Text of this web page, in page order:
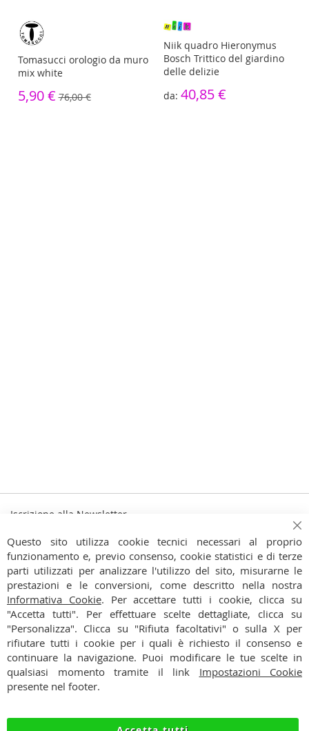
Tomasucci orologio da muro
mix white
5,90 € 76,00 €
Niik quadro Hieronymus
Bosch Trittico del giardino
delle delizie
40,85 €
Iscrizione alla Newsletter
alla
nostra
Newsletter:
Iscriviti
Ho preso visione dell'Informativa Privacy
CONTATTI
CONDIZIONI
PAGAMENTI
PRIVACY
Questo sito utilizza cookie tecnici necessari al proprio
funzionamento e, previo consenso, cookie statistici e di terze
parti utilizzati per analizzare l'utilizzo del sito, misurarne le
prestazioni e le conversioni, come descritto nella nostra
Informativa Cookie. Per accettare tutti i cookie, clicca su
"Accetta tutti". Per effettuare scelte dettagliate, clicca su
"Personalizza". Clicca su "Rifiuta facoltativi" o sulla X per
rifiutare tutti i cookie per i quali è richiesto il consenso e
continuare la navigazione. Puoi modificare le tue scelte in
qualsiasi momento tramite il link Impostazioni Cookie
presente nel footer.